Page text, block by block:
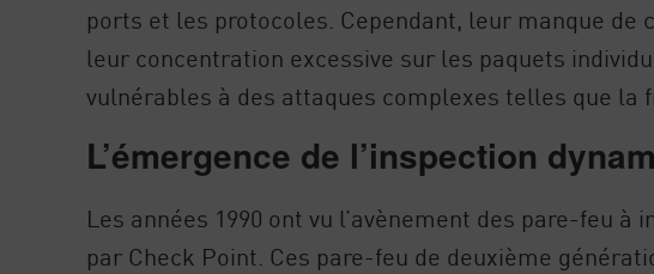
ports et les protocoles. Cependant, leur manque de
leur concentration excessive sur les paquets
vulnérables à des attaques complexes telles que la
L’émergence de l’inspection
Les années 1990 ont vu l’avènement des pare-feu à
par Check Point. Ces pare-feu de deuxième